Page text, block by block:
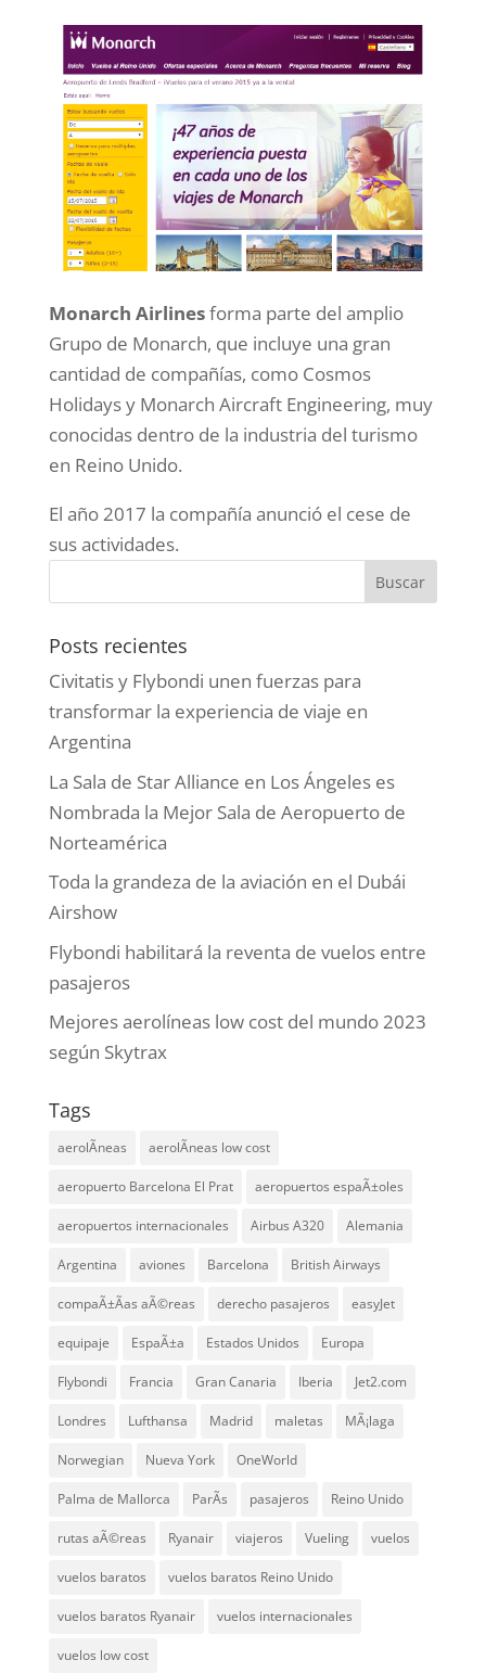
Monarch Airlinesforma parte del amplio
Grupo de Monarch, que incluye una gran
cantidad de compañías, como Cosmos
Holidays y Monarch Aircraft Engineering, muy
conocidas dentro de la industria del turismo
en Reino Unido.
El año 2017 la compañía anunció el cese de
sus actividades.
Posts recientes
Civitatis y Flybondi unen fuerzas para
transformar la experiencia de viaje en
Argentina
La Sala de Star Alliance en Los Ángeles es
Nombrada la Mejor Sala de Aeropuerto de
Norteamérica
Toda la grandeza de la aviación en el Dubái
Airshow
Flybondi habilitará la reventa de vuelos entre
pasajeros
Mejores aerolíneas low cost del mundo 2023
según Skytrax
Tags
aerolÃ­neas aerolÃ­neas low cost
aeropuerto Barcelona El Prat aeropuertos espaÃ±oles
aeropuertos internacionales Airbus A320 Alemania
Argentina aviones Barcelona British Airways
compaÃ±Ã­as aÃ©reas derecho pasajeros easyJet
equipaje EspaÃ±a Estados Unidos Europa
Flybondi Francia Gran Canaria Iberia Jet2.com
Londres Lufthansa Madrid maletas MÃ¡laga
Norwegian Nueva York OneWorld
Palma de Mallorca ParÃ­s pasajeros Reino Unido
rutas aÃ©reas Ryanair viajeros Vueling vuelos
vuelos baratos vuelos baratos Reino Unido
vuelos baratos Ryanair vuelos internacionales
vuelos low cost